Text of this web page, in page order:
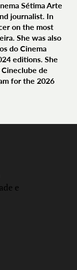
Sétima Arte
journalist. In
on the most
She was also
do Cinema
editions. She
de
for the 2026
e